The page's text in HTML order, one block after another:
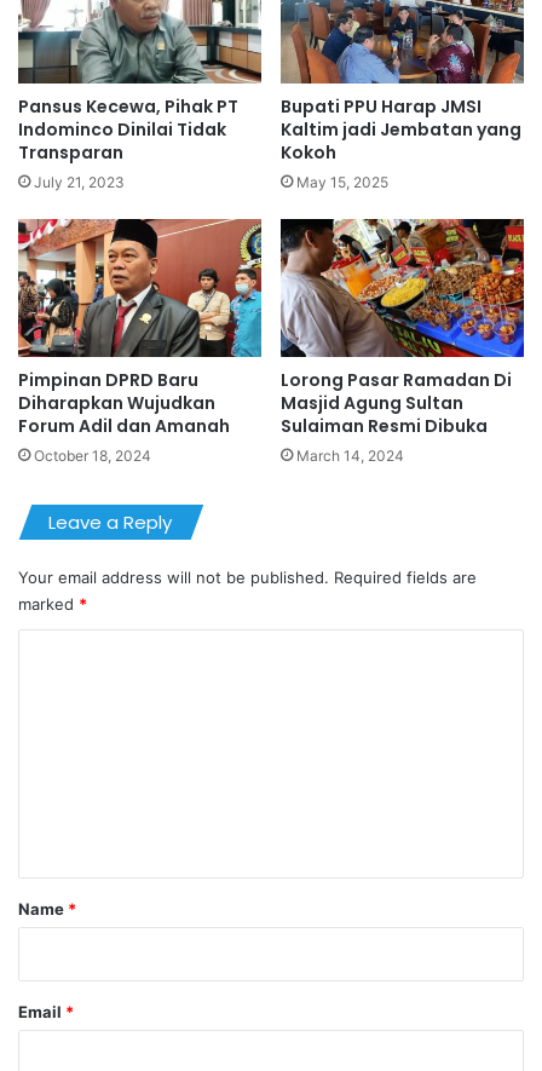
Pansus Kecewa, Pihak PT
Indominco Dinilai Tidak
Transparan
July 21, 2023
Bupati PPU Harap JMSI
Kaltim jadi Jembatan yang
Kokoh
May 15, 2025
Pimpinan DPRD Baru
Diharapkan Wujudkan
Forum Adil dan Amanah
October 18, 2024
Lorong Pasar Ramadan Di
Masjid Agung Sultan
Sulaiman Resmi Dibuka
March 14, 2024
Leave a Reply
Your email address will not be published. Required fields are
marked *
*
Name *
Email *